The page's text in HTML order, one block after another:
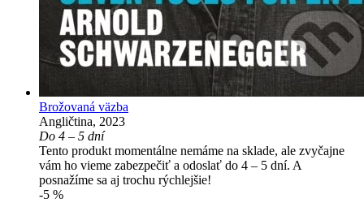
Brožovaná väzba
Angličtina, 2023
Do 4 – 5 dní
Tento produkt momentálne nemáme na sklade, ale zvyčajne
vám ho vieme zabezpečiť a odoslať do 4 – 5 dní. A
posnažíme sa aj trochu rýchlejšie!
-5 %